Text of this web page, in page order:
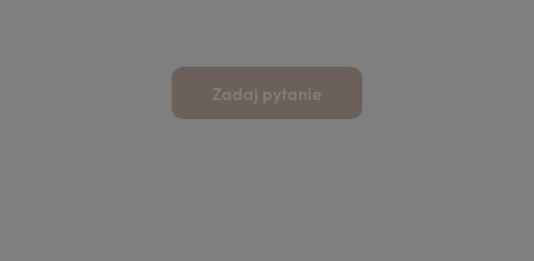
Zadaj pytanie